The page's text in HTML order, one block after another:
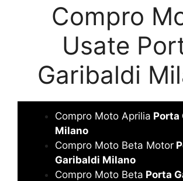
Compro
Usate
Garibaldi
Compro Moto Aprilia Porta
Milano
Compro Moto Beta Motor
Garibaldi Milano
Compro Moto Beta Porta